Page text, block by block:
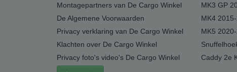
Montagepartners van De Cargo Winkel
De Algemene Voorwaarden
Privacy verklaring van De Cargo Winkel
Klachten over De Cargo Winkel
Privacy foto's video's De Cargo Winkel
MK3 GP
MK4
MK5
Caddy 2e